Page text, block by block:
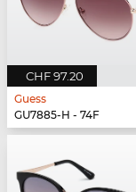
CHF 97.20
Guess
GU7885-H - 74F